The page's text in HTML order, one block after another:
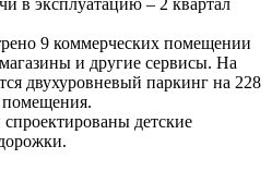
9 коммерческих помещении
и другие сервисы. На
двухуровневый паркинг на 228
детские